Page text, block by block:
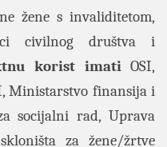
žene s invaliditetom,
civilnog društva i
korist imatiOSI,
Ministarstvo finansija i
socijalni rad, Uprava
za žene/žrtve